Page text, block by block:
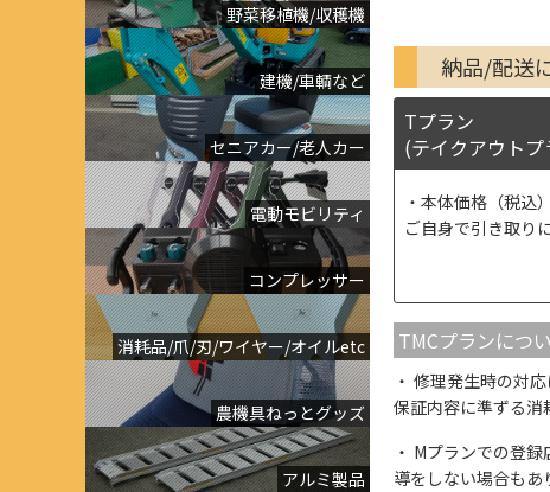
野菜移植機/収穫機
建機/車輌など
セニアカー/老人カー
電動モビリティ
コンプレッサー
消耗品/爪/刃/ワイヤー/オイルetc
農機具ねっとグッズ
アルミ製品
納品/配送
Tプラン
(テイクアウトプ
本体価格（税込
ご自身で引き取り
TMCプランにつ
修理発生時の対
保証内容に準ずる消
Mプランでの登
導をしない場合もあ